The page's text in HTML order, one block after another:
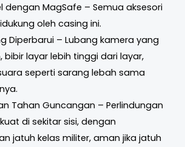
dengan MagSafe – Semua aksesori
oleh casing ini.
Diperbarui – Lubang kamera yang
bibir layar lebih tinggi dari layar,
seperti sarang lebah sama
Tahan Guncangan – Perlindungan
di sekitar sisi, dengan
jatuh kelas militer, aman jika jatuh